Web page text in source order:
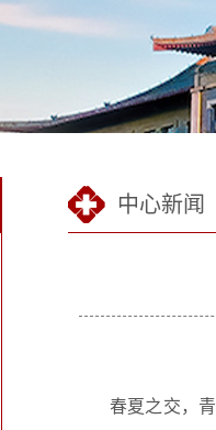
中心新闻
春夏之交，